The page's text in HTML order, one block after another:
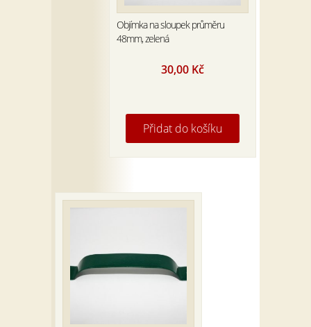
Objímka na sloupek průměru
48mm, zelená
30,00 Kč
Přidat do košíku